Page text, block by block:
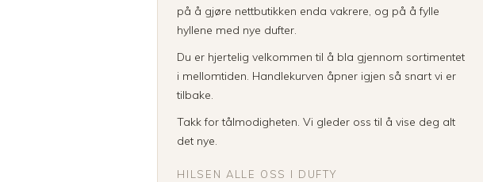
på å gjøre nettbutikken enda vakrere, og på å fylle
hyllene med nye dufter.
Du er hjertelig velkommen til å bla gjennom sortimentet
i mellomtiden. Handlekurven åpner igjen så snart vi er
tilbake.
Takk for tålmodigheten. Vi gleder oss til å vise deg alt
det nye.
HILSEN ALLE OSS I DUFTY